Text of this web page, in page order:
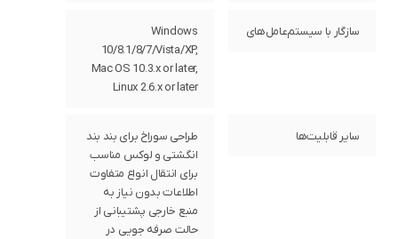
سازگار با سیستم‌عامل‌های
Windows
10/8.1/8/7/Vista/XP,
Mac OS 10.3.x or later,
Linux 2.6.x or later
سایر قابلیت‌ها
طراحی سوراخ برای بند بند
انگشتی و لوکس مناسب
برای انتقال انواع متفاوت
اطلاعات بدون نیاز به
منبع خارجی پشتیبانی از
حالت صرفه جویی در